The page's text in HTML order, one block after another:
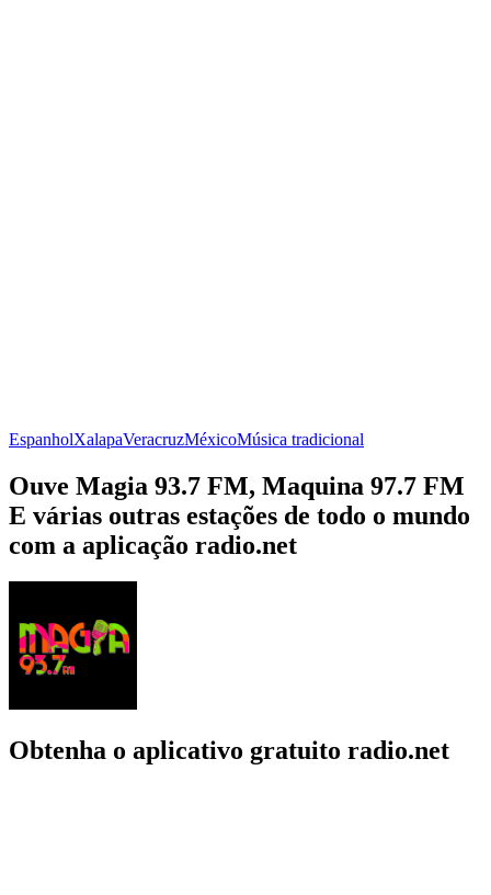
EspanholXalapaVeracruzMéxicoMúsica tradicional
Ouve Magia 93.7 FM, Maquina 97.7 FM
E várias outras estações de todo o mundo
com a aplicação radio.net
Obtenha o aplicativo gratuito radio.net